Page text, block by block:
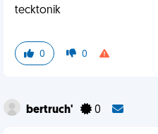
tecktonik
0 0
bertruch' 0